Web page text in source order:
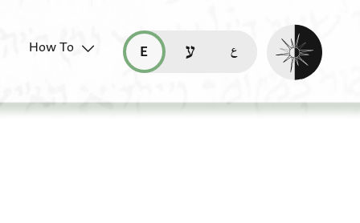
How To
read this page in English (en)
קריאת העמוד ב-עברית (he)
Enable dark